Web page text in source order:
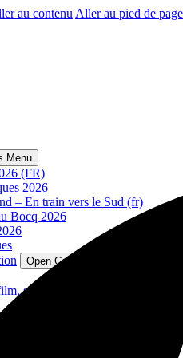
au contenu Aller au pied de page
Menu
(FR)
2026
– En train vers le Sud (fr)
Bocq 2026
Open Groupes & Privatisation
shooting photos, ...)